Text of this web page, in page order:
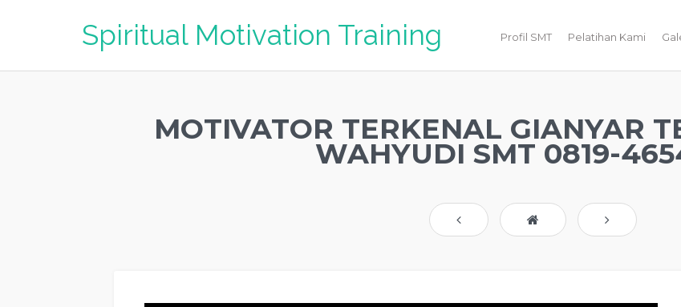
Spiritual Motivation Training Profil SMT Pelatihan Kami
MOTIVATOR TERKENAL GIANYAR
WAHYUDI SMT 0819-